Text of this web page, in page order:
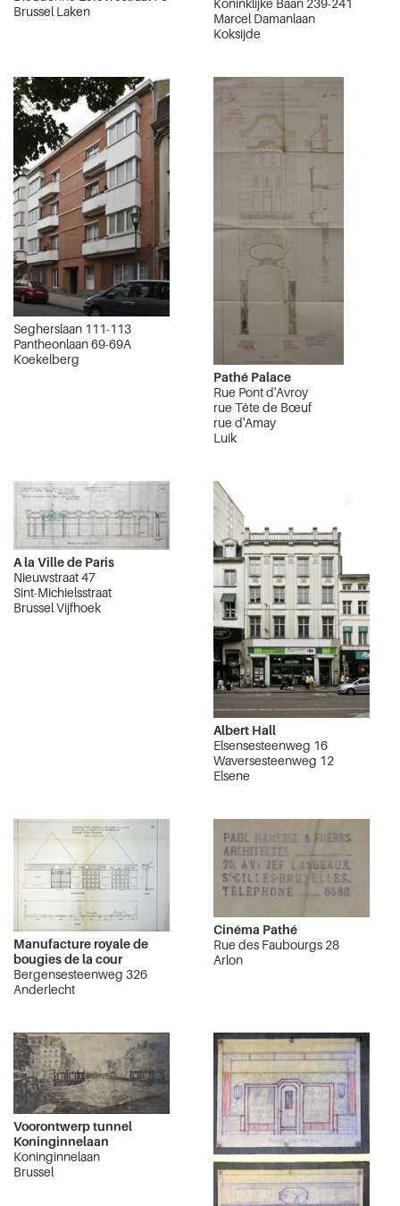
Brussel Laken
Koninklijke Baan 239-241
Marcel Damanlaan
Koksijde
Segherslaan 111-113
Pantheonlaan 69-69A
Koekelberg
Pathé Palace
Rue Pont d'Avroy
rue Tête de Bœuf
rue d'Amay
Luik
A la Ville de Paris
Nieuwstraat 47
Sint-Michielsstraat
Brussel Vijfhoek
Albert Hall
Elsensesteenweg 16
Waversesteenweg 12
Elsene
Manufacture royale de
bougies de la cour
Bergensesteenweg 326
Anderlecht
Cinéma Pathé
Rue des Faubourgs 28
Arlon
Voorontwerp tunnel
Koninginnelaan
Koninginnelaan
Brussel